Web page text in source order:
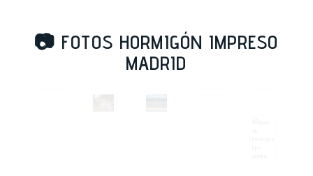
📷 FOTOS HORMIGÓN IMPRESO
MADRID